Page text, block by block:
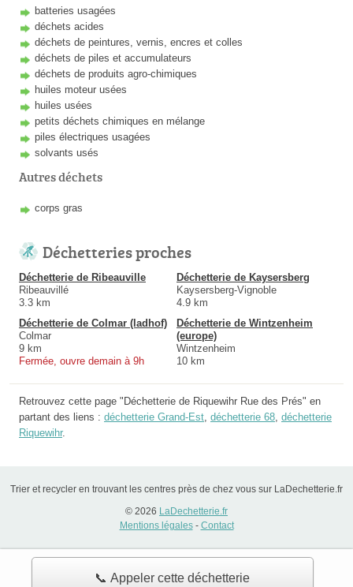
📞 Appeler cette déchetterie
batteries usagées
déchets acides
déchets de peintures, vernis, encres et colles
déchets de piles et accumulateurs
déchets de produits agro-chimiques
huiles moteur usées
huiles usées
petits déchets chimiques en mélange
piles électriques usagées
solvants usés
Autres déchets
corps gras
Déchetteries proches
Déchetterie de Ribeauville
Ribeauvillé
3.3 km
Déchetterie de Kaysersberg
Kaysersberg-Vignoble
4.9 km
Déchetterie de Colmar (ladhof)
Colmar
9 km
Fermée, ouvre demain à 9h
Déchetterie de Wintzenheim
(europe)
Wintzenheim
10 km
Retrouvez cette page "Déchetterie de Riquewihr Rue des Prés" en
partant des liens : déchetterie Grand-Est déchetterie 68 déchetterie
Riquewihr.
Trier et recycler en trouvant les centres près de chez vous sur LaDechetterie.fr
© 2026 LaDechetterie.fr
Mentions légales- Contact